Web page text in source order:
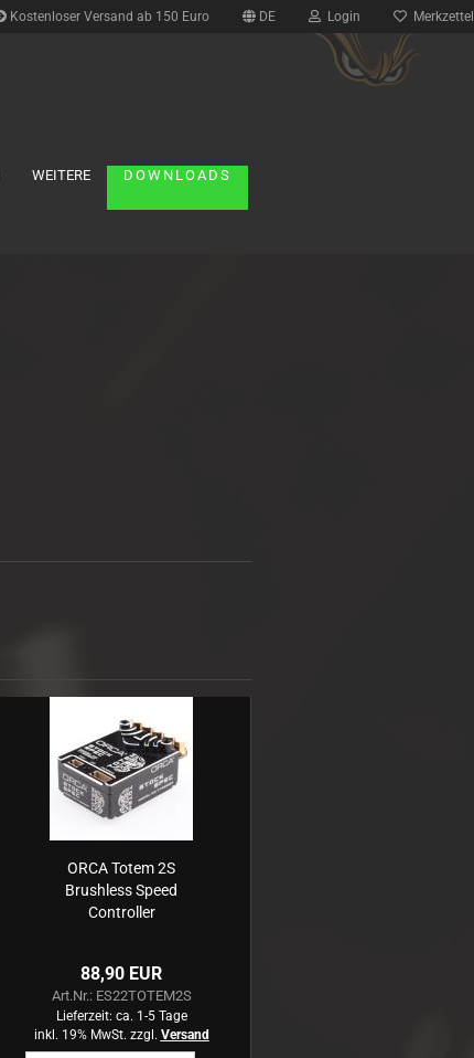
Kostenloser Versand ab 150 Euro DE Login Merkzettel
DOWNLOADS
WEITERE
ORCA Totem 2S
Brushless Speed
Controller
88,90 EUR
Art.Nr.: ES22TOTEM2S
Lieferzeit: ca. 1-5 Tage
inkl. 19% MwSt. zzgl. Versand